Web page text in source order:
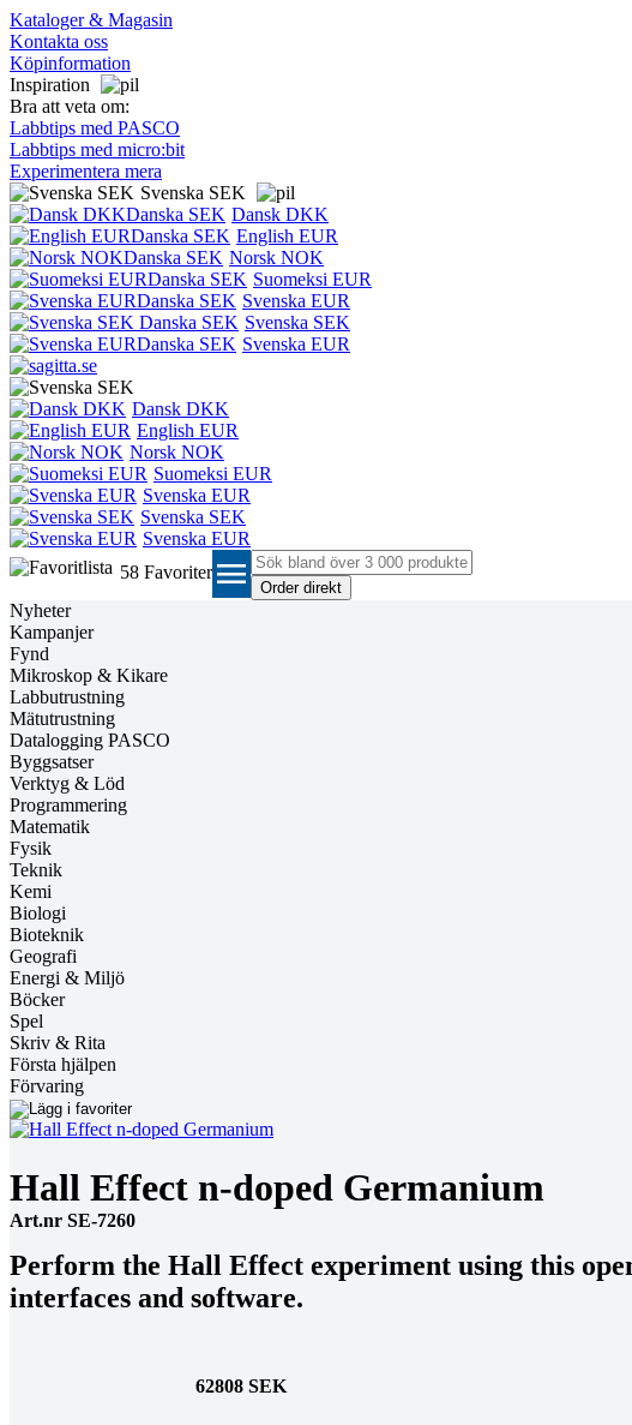
Kataloger & Magasin
Kontakta oss
Köpinformation
Inspiration
Bra att veta om:
Labbtips med PASCO
Labbtips med micro:bit
Experimentera mera
Svenska SEK
Dansk DKK
English EUR
Norsk NOK
Suomeksi EUR
Svenska EUR
Svenska SEK
Svenska EUR
Dansk DKK
English EUR
Norsk NOK
Suomeksi EUR
Svenska EUR
Svenska SEK
Svenska EUR
58 Favoriter menu
Nyheter
Kampanjer
Fynd
Mikroskop & Kikare
Labbutrustning
Mätutrustning
Datalogging PASCO
Byggsatser
Verktyg & Löd
Programmering
Matematik
Fysik
Teknik
Kemi
Biologi
Bioteknik
Geografi
Energi & Miljö
Böcker
Spel
Skriv & Rita
Första hjälpen
Förvaring
Hall Effect n-doped Germanium
Art.nr SE-7260
Perform the Hall Effect experiment using this
interfaces and software.
62808 SEK